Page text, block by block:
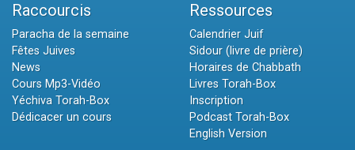
Raccourcis
Paracha de la semaine
Fêtes Juives
News
Cours Mp3-Vidéo
Yéchiva Torah-Box
Dédicacer un cours
Ressources
Calendrier Juif
Sidour (livre de prière)
Horaires de Chabbath
Livres Torah-Box
Inscription
Podcast Torah-Box
English Version